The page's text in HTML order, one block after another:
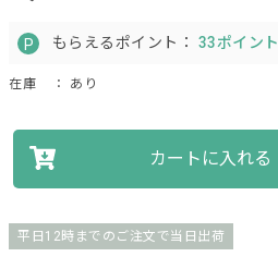
もらえるポイント： 33ポイント
在庫 ： あり
カートに入れる
平日12時までのご注文で当日出荷